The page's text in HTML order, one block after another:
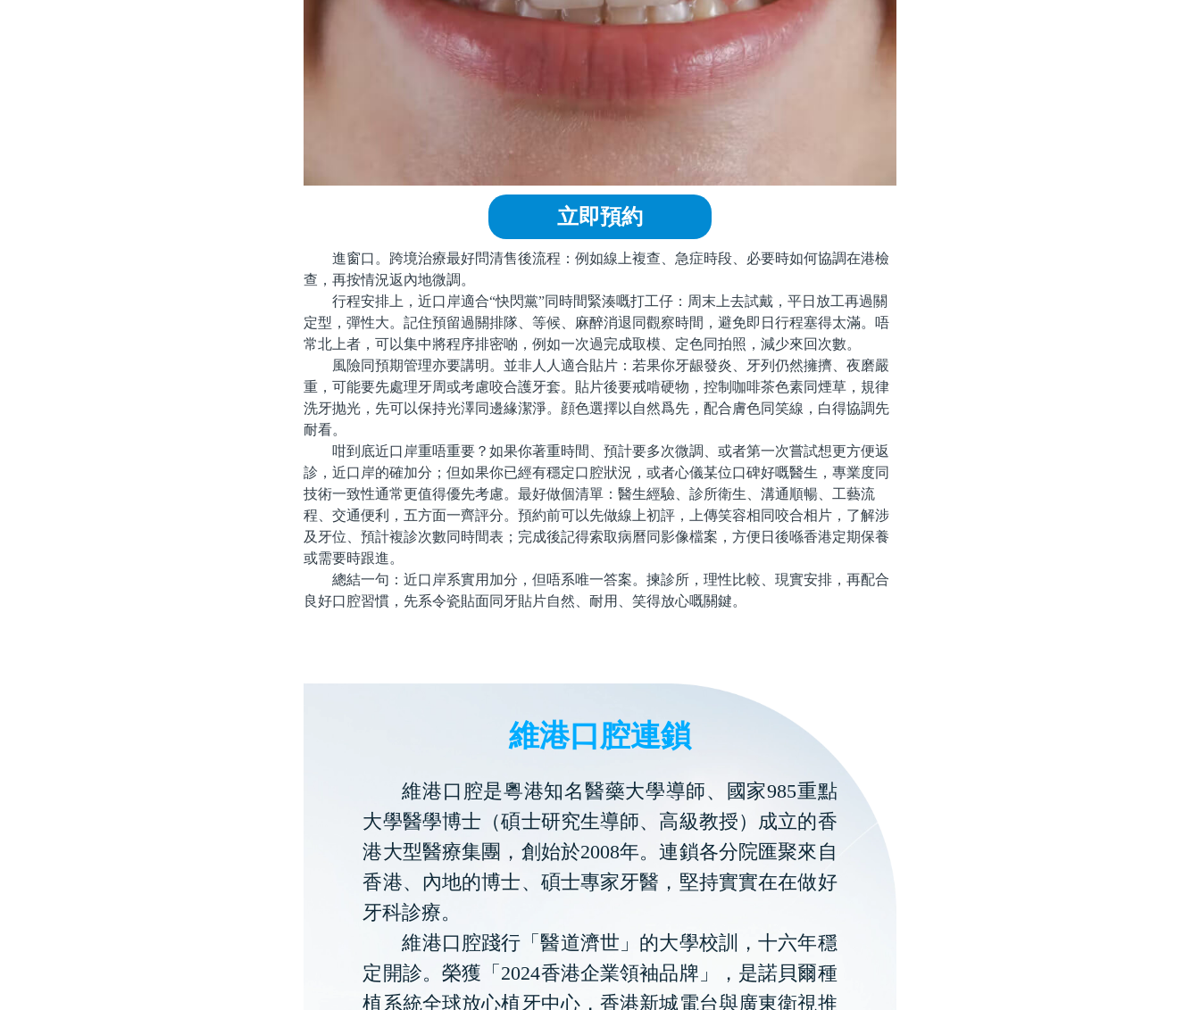
立即預約
進窗口。跨境治療最好問清售後流程：例如線上複查、急症時段、必要時如何協調在港檢
查，再按情況返內地微調。
行程安排上，近口岸適合“快閃黨”同時間緊湊嘅打工仔：周末上去試戴，平日放工再過關
定型，彈性大。記住預留過關排隊、等候、麻醉消退同觀察時間，避免即日行程塞得太滿。唔
常北上者，可以集中將程序排密啲，例如一次過完成取模、定色同拍照，減少來回次數。
風險同預期管理亦要講明。並非人人適合貼片：若果你牙龈發炎、牙列仍然擁擠、夜磨嚴
重，可能要先處理牙周或考慮咬合護牙套。貼片後要戒啃硬物，控制咖啡茶色素同煙草，規律
洗牙抛光，先可以保持光澤同邊緣潔淨。顔色選擇以自然爲先，配合膚色同笑線，白得協調先
耐看。
咁到底近口岸重唔重要？如果你著重時間、預計要多次微調、或者第一次嘗試想更方便返
診，近口岸的確加分；但如果你已經有穩定口腔狀況，或者心儀某位口碑好嘅醫生，專業度同
技術一致性通常更值得優先考慮。最好做個清單：醫生經驗、診所衛生、溝通順暢、工藝流
程、交通便利，五方面一齊評分。預約前可以先做線上初評，上傳笑容相同咬合相片，了解涉
及牙位、預計複診次數同時間表；完成後記得索取病曆同影像檔案，方便日後喺香港定期保養
或需要時跟進。
總結一句：近口岸系實用加分，但唔系唯一答案。揀診所，理性比較、現實安排，再配合
良好口腔習慣，先系令瓷貼面同牙貼片自然、耐用、笑得放心嘅關鍵。
維港口腔連鎖
維港口腔是粵港知名醫藥大學導師、國家985重點
大學醫學博士（碩士研究生導師、高級教授）成立的香
港大型醫療集團，創始於2008年。連鎖各分院匯聚來自
香港、內地的博士、碩士專家牙醫，堅持實實在在做好
牙科診療。
維港口腔踐行「醫道濟世」的大學校訓，十六年穩
定開診。榮獲「2024香港企業領袖品牌」，是諾貝爾種
植系統全球放心植牙中心，香港新城電台與廣東衛視推